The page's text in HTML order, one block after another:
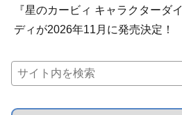
『星のカービィ キャラクターダ
ディが2026年11月に発売決定！